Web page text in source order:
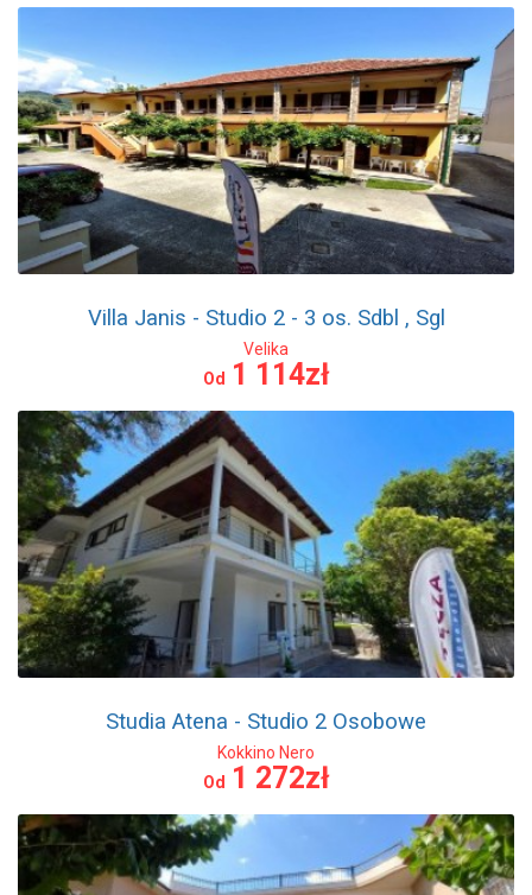
Villa Janis - Studio 2 - 3 os. Sdbl , Sgl
Velika
Od
1 114zł
Studia Atena - Studio 2 Osobowe
Kokkino Nero
Od 1 272zł